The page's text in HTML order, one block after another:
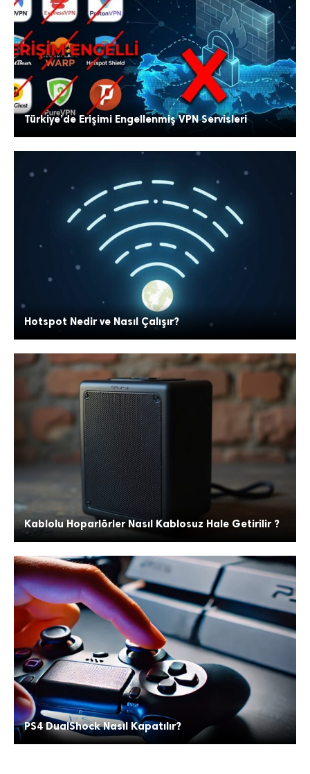
Türkiye’de Erişimi Engellenmiş VPN Servisleri
Hotspot Nedir ve Nasıl Çalışır?
Kablolu Hoparlörler Nasıl Kablosuz Hale Getirilir ?
PS4 DualShock Nasıl Kapatılır?